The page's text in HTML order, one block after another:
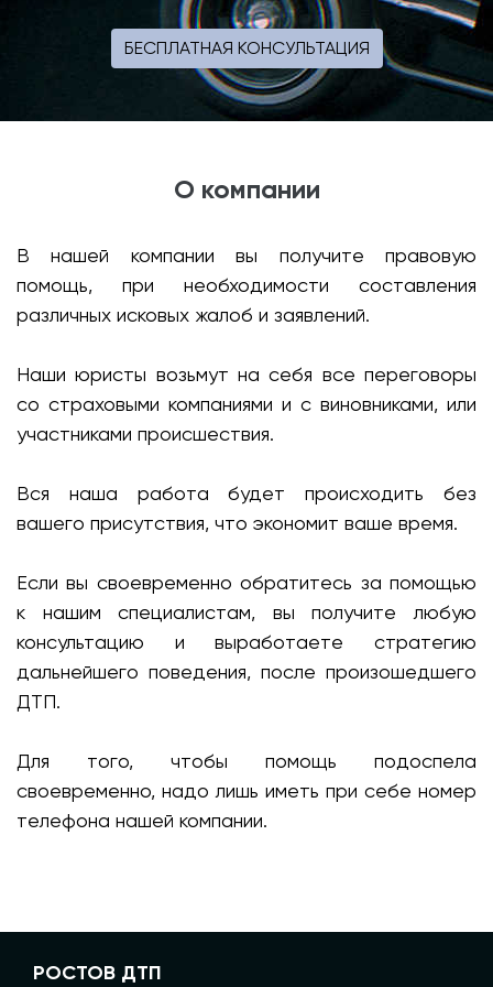
БЕСПЛАТНАЯ КОНСУЛЬТАЦИЯ
О компании
В нашей компании вы получите правовую
помощь, при необходимости составления
различных исковых жалоб и заявлений.
Наши юристы возьмут на себя все переговоры
со страховыми компаниями и с виновниками, или
участниками происшествия.
Вся наша работа будет происходить без
вашего присутствия, что экономит ваше время.
Если вы своевременно обратитесь за помощью
к нашим специалистам, вы получите любую
консультацию и выработаете стратегию
дальнейшего поведения, после произошедшего
ДТП.
Для того, чтобы помощь подоспела
своевременно, надо лишь иметь при себе номер
телефона нашей компании.
РОСТОВ ДТП